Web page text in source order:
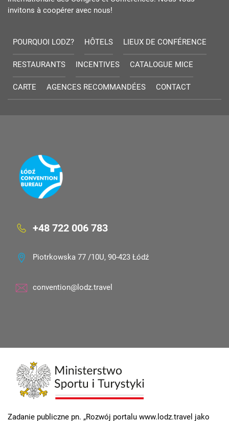
invitons à coopérer avec nous!
POURQUOI LODZ? HÔTELS LIEUX DE CONFÉRENCE
RESTAURANTS INCENTIVES CATALOGUE MICE
CARTE AGENCES RECOMMANDÉES CONTACT
+48 722 006 783
Piotrkowska 77 /10U, 90-423 Łódź
convention@lodz.travel
Zadanie publiczne pn. „Rozwój portalu www.lodz.travel jako